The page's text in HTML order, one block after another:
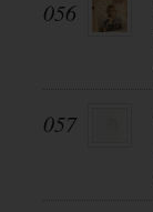
056
057